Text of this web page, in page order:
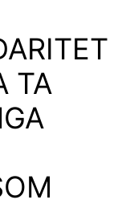
TA